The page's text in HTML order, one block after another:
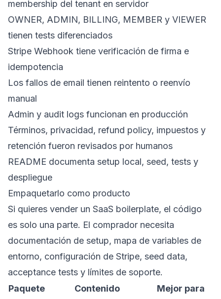
membership del tenant en servidor
OWNER, ADMIN, BILLING, MEMBER y VIEWER
tienen tests diferenciados
Stripe Webhook tiene verificación de firma e
idempotencia
Los fallos de email tienen reintento o reenvío
manual
Admin y audit logs funcionan en producción
Términos, privacidad, refund policy, impuestos y
retención fueron revisados por humanos
README documenta setup local, seed, tests y
despliegue
Empaquetarlo como producto
Si quieres vender un SaaS boilerplate, el código
es solo una parte. El comprador necesita
documentación de setup, mapa de variables de
entorno, configuración de Stripe, seed data,
acceptance tests y límites de soporte.
Paquete
Contenido Mejor para